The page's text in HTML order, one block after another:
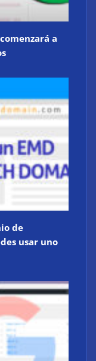
a
de
usar uno